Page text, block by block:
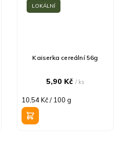
LOKÁLNÍ
Kaiserka cereální 56g
5,90 Kč / ks
Měrná
cena:
10,54 Kč / 100 g